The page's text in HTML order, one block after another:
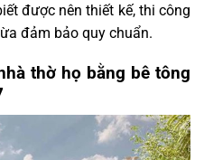
được nên thiết kế, thi công
đảm bảo quy chuẩn.
thờ họ bằng bê tông